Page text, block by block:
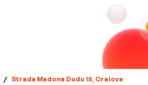
/ Strada Madona Dudu 15, Craiova